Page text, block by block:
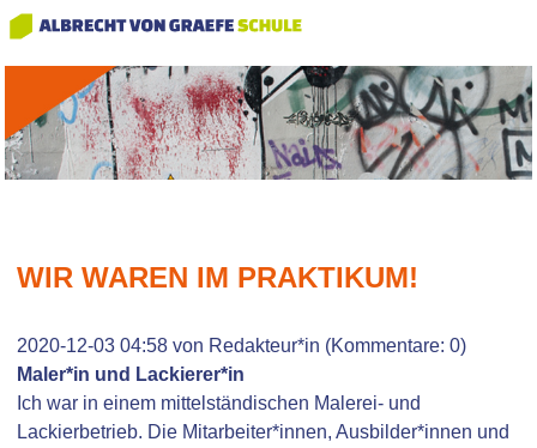
WIR WAREN IM PRAKTIKUM!
2020-12-03 04:58 von Redakteur*in (Kommentare: 0)
Maler*in und Lackierer*in
Ich war in einem mittelständischen Malerei- und
Lackierbetrieb. Die Mitarbeiter*innen, Ausbilder*innen und